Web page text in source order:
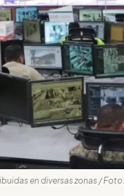
en diversas zonas /